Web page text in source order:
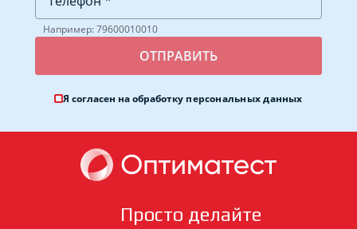
Например: 79600010010
Я согласен на обработку персональных данных
Просто делайте